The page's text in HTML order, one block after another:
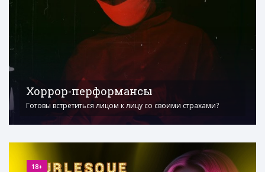
Хоррор-перформансы
Готовы встретиться лицом к лицу со своими страхами?
18+